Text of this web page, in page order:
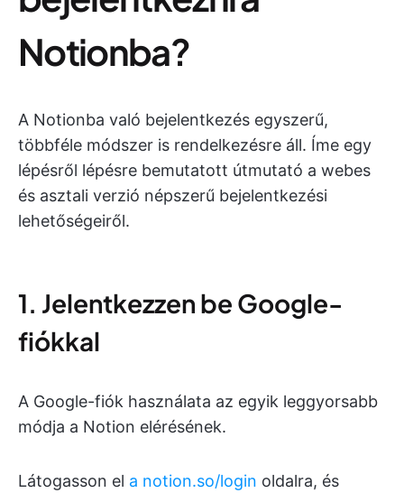
Notionba?
A Notionba való bejelentkezés egyszerű,
többféle módszer is rendelkezésre áll. Íme egy
lépésről lépésre bemutatott útmutató a webes
és asztali verzió népszerű bejelentkezési
lehetőségeiről.
1. Jelentkezzen be Google-
fiókkal
A Google-fiók használata az egyik leggyorsabb
módja a Notion elérésének.
Látogasson el a notion.so/login oldalra, és